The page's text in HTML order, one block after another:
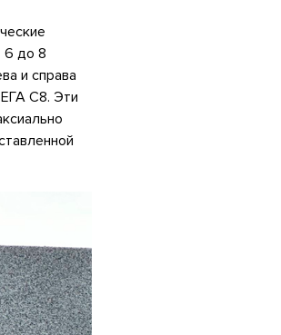
6 до 8
и справа
С8. Эти